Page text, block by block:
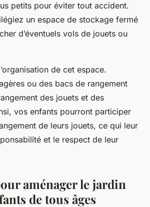
petits pour éviter tout accident.
un espace de stockage fermé
d’éventuels vols de jouets ou
de cet espace.
ou des bacs de rangement
des jouets et des
vos enfants pourront participer
de leurs jouets, ce qui leur
et le respect de leur
aménager le jardin
de tous âges